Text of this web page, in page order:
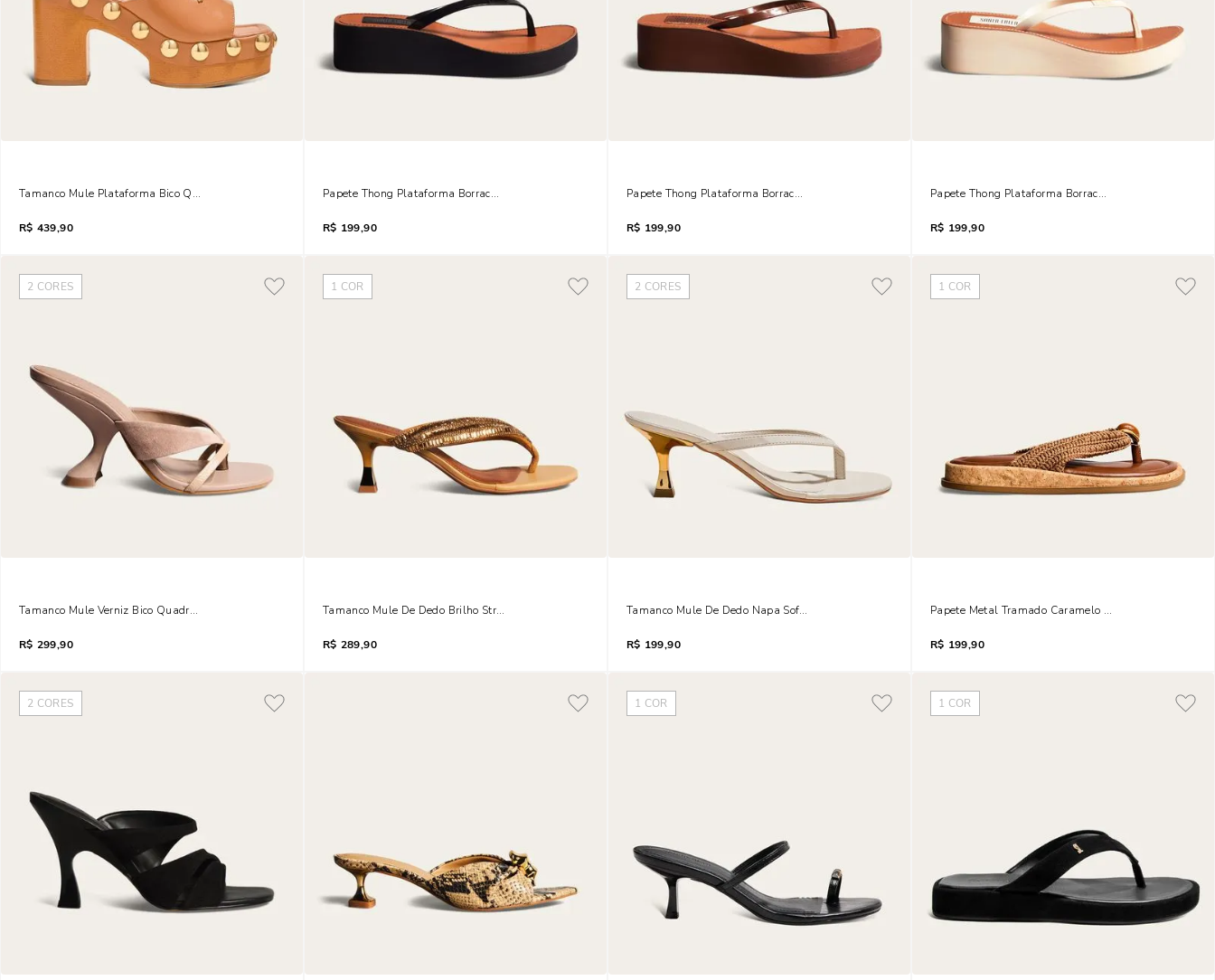
Tamanco Mule Plataforma Bico Quadrado Pampa Bege Ambar
R$ 439,90
Papete Thong Plataforma Borracha Preta
R$ 199,90
Papete Thong Plataforma Borracha Marrom Brown
R$ 199,90
Papete Thong Plataforma Borracha Off White
R$ 199,90
2 CORES
Tamanco Mule Verniz Bico Quadrado Salto Geométrico Cinza Fog
R$ 299,90
1 COR
Tamanco Mule De Dedo Brilho Strass Salto Taça Rosa
R$ 289,90
2 CORES
Tamanco Mule De Dedo Napa Soft Salto Fino Off White
R$ 199,90
1 COR
Papete Metal Tramado Caramelo Escuro
R$ 199,90
2 CORES 1 COR 1 COR